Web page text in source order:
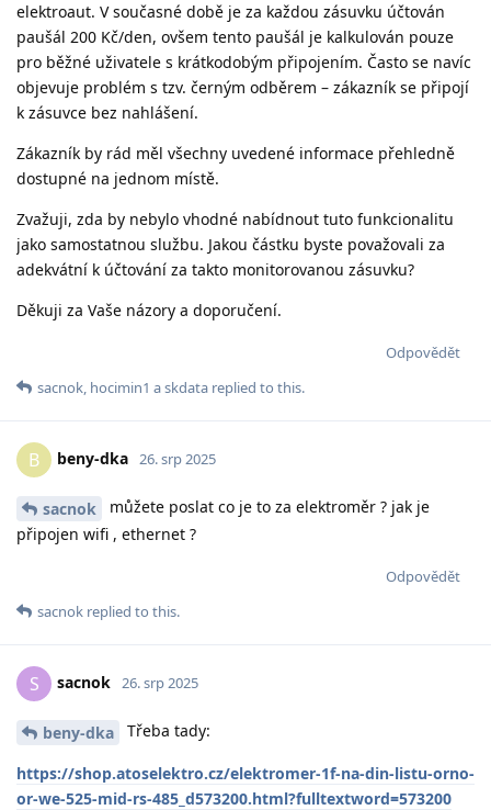
elektroaut. V současné době je za každou zásuvku účtován
paušál 200 Kč/den, ovšem tento paušál je kalkulován pouze
pro běžné uživatele s krátkodobým připojením. Často se navíc
objevuje problém s tzv. černým odběrem – zákazník se připojí
k zásuvce bez nahlášení.
Zákazník by rád měl všechny uvedené informace přehledně
dostupné na jednom místě.
Zvažuji, zda by nebylo vhodné nabídnout tuto funkcionalitu
jako samostatnou službu. Jakou částku byste považovali za
adekvátní k účtování za takto monitorovanou zásuvku?
Děkuji za Vaše názory a doporučení.
Odpovědět
sacnok, hocimin1 askdata replied to this.
B beny-dka 26. srp 2025
sacnok
můžete poslat co je to za elektroměr ? jak je
připojen wifi , ethernet ?
Odpovědět
sacnok replied to this.
S sacnok 26. srp 2025
beny-dka Třeba tady:
https://shop.atoselektro.cz/elektromer-1f-na-din-listu-orno-
or-we-525-mid-rs-485_d573200.html?fulltextword=573200